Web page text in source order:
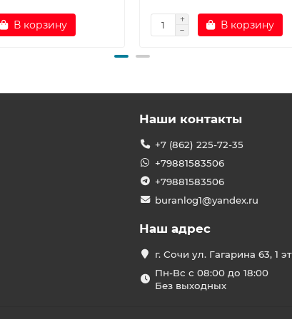
В корзину В корзину
Наши контакты
+7 (862) 225-72-35
+79881583506
+79881583506
buranlog1@yandex.ru
Наш адрес
г. Сочи ул. Гагарина 63, 1
Пн-Вс с 08:00 до 18:00
Без выходных